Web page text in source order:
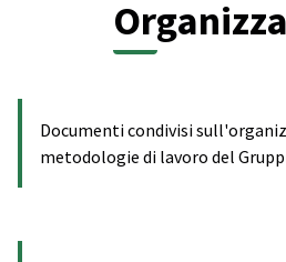
Documenti condivisi
metodologie di lavoro del